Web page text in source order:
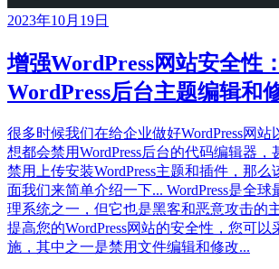
2023年10月19日
增强WordPress网站安全性
WordPress后台主题编辑和
很多时候我们在给企业做好WordPress网
想都会禁用WordPress后台的代码编辑器
禁用上传安装WordPress主题和插件，那
面我们来简单介绍一下... WordPress是全
理系统之一，但它也是黑客和恶意攻击的
提高您的WordPress网站的安全性，您可
施，其中之一是禁用文件编辑和修改...